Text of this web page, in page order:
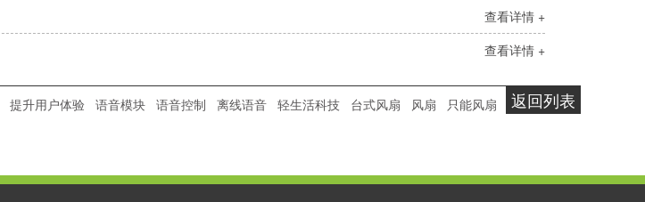
查看详情 +
查看详情 +
返回列表
提升用户体验 语音模块 语音控制 离线语音 轻生活科技 台式风扇 风扇
只能风扇